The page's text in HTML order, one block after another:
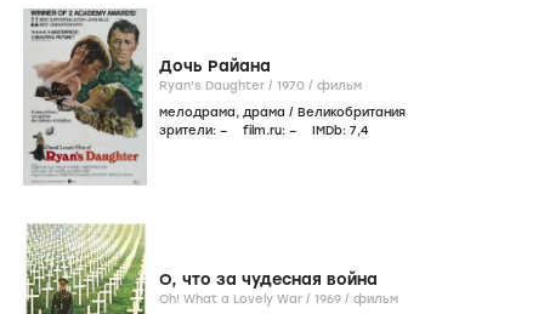
Дочь Райана
Ryan's Daughter / 1970 / фильм
мелодрама, драма / Великобритания
зрители: – film.ru: – IMDb: 7,4
О, что за чудесная война
Oh! What a Lovely War / 1969 / фильм